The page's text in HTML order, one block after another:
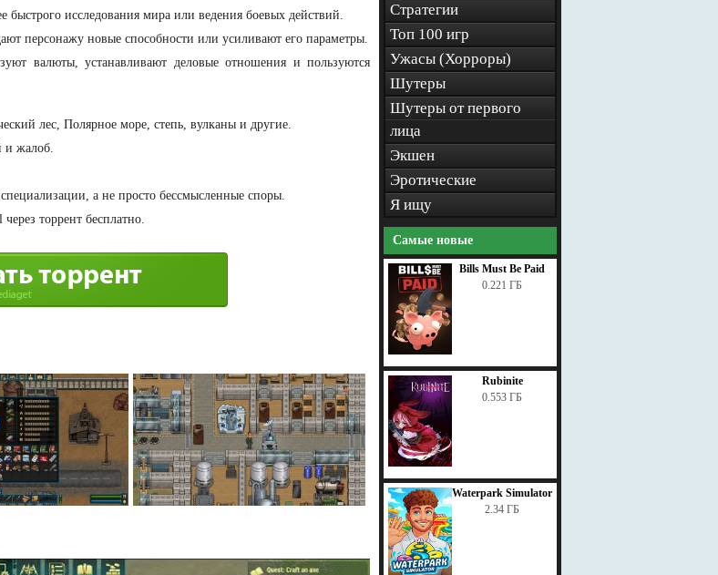
быстрого исследования мира или ведения боевых действий.
персонажу новые способности или усиливают его параметры.
валюты, устанавливают деловые отношения и пользуются
лес, Полярное море, степь, вулканы и другие.
и жалоб.
а не просто бессмысленные споры.
торрент бесплатно.
Стратегии
Топ 100 игр
Ужасы (Хорроры)
Шутеры
Шутеры от первого
лица
Экшен
Эротические
Я ищу
Самые новые
Bills Must Be Paid
0.221 ГБ
Rubinite
0.553 ГБ
Waterpark Simulator
2.34 ГБ